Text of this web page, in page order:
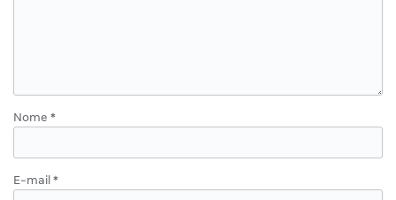
Nome *
E-mail *